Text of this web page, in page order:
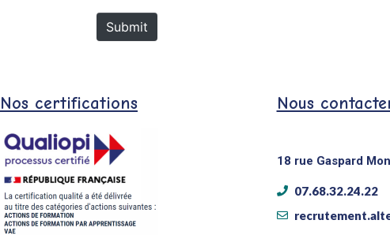
*
Submit
Nos certifications Nous
18 rue Gaspard
07.68.32.24.22